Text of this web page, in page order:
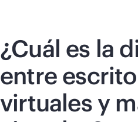
¿Cuál es la
entre
virtuales y